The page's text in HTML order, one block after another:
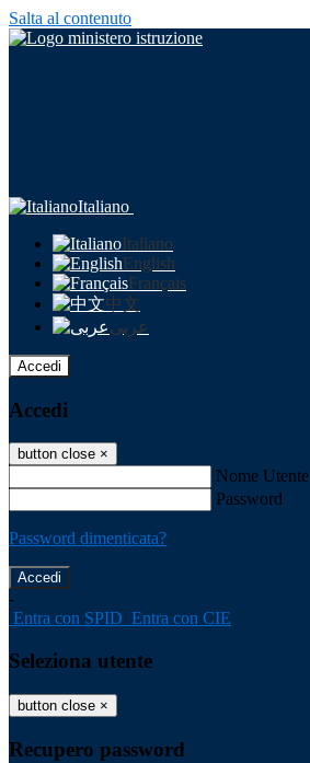
Salta al contenuto
Italiano
Italiano
English
Français
中文
عربى
Accedi
Accedi
button close ×
Nome Utente
Password
Password dimenticata?
-
Entra con SPID Entra con CIE
Seleziona utente
button close ×
Recupero password